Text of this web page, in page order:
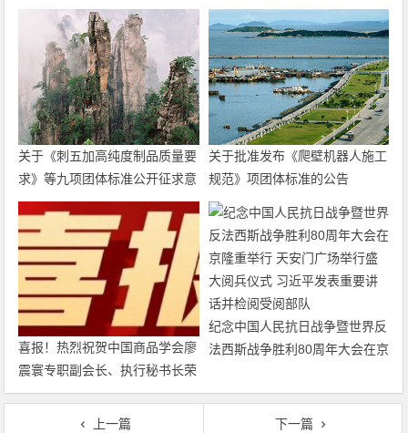
关于《刺五加高纯度制品质量要
求》等九项团体标准公开征求意
见的通知
关于批准发布《爬壁机器人施工
规范》项团体标准的公告
喜报！热烈祝贺中国商品学会廖
震寰专职副会长、执行秘书长荣
获农工党中央表彰
纪念中国人民抗日战争暨世界反
法西斯战争胜利80周年大会在京
阅兵仪式 习近平发表重要讲话
并检阅受阅部队
上一篇
下一篇